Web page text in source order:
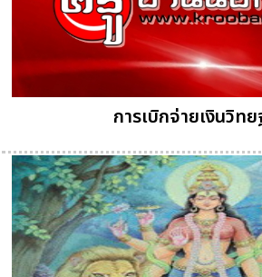
การเบิกจ่ายเงินวิทย